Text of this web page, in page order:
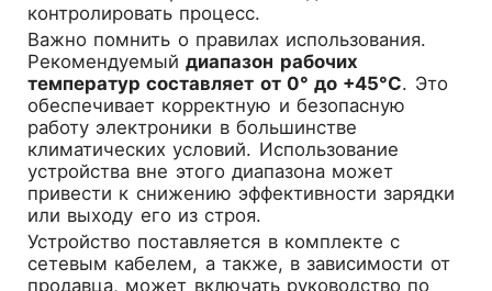
контролировать процесс.
Важно помнить о правилах использования.
Рекомендуемыйдиапазон рабочих
температур составляет от 0° до +45°С. Это
обеспечивает корректную и безопасную
работу электроники в большинстве
климатических условий. Использование
устройства вне этого диапазона может
привести к снижению эффективности зарядки
или выходу его из строя.
Устройство поставляется в комплекте с
сетевым кабелем, а также, в зависимости от
продавца, может включать руководство по